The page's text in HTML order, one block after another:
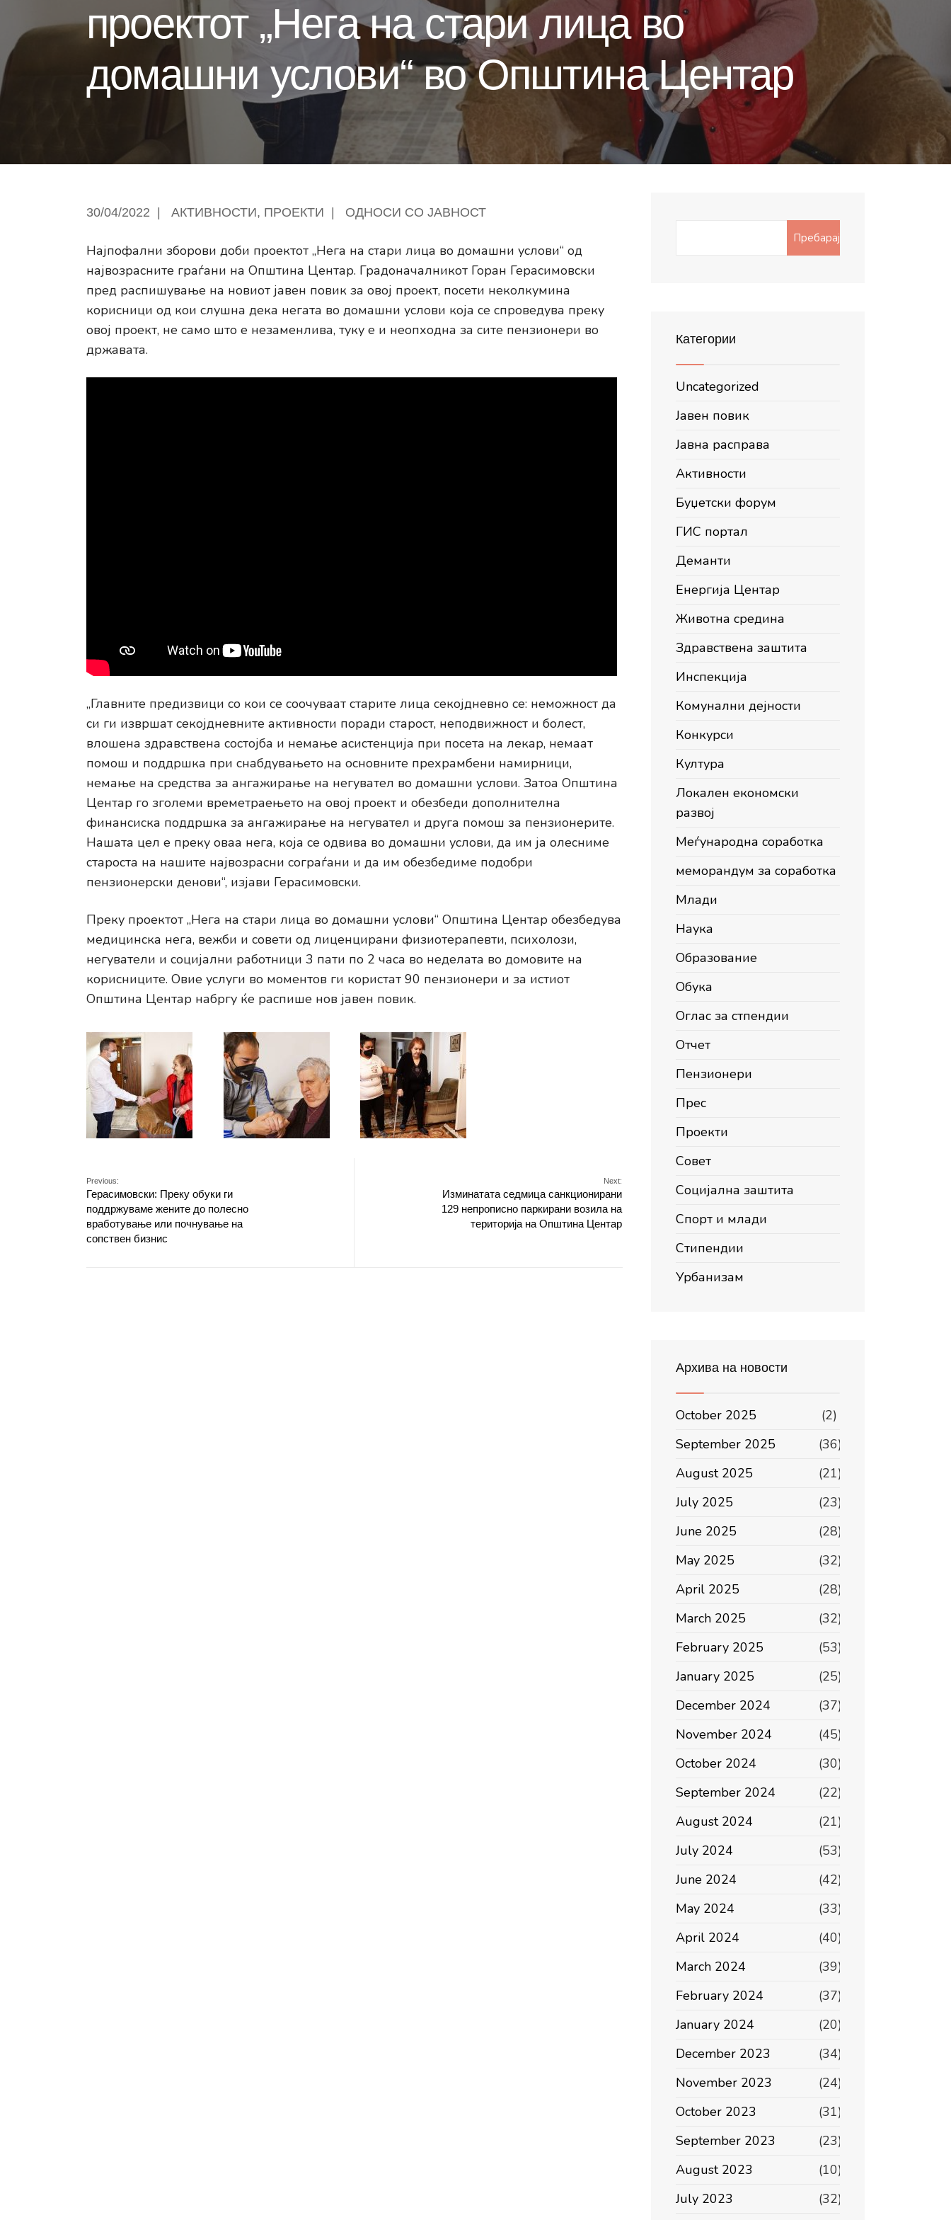
проектот „Нега на стари лица во
домашни услови“ во Општина Центар
30/04/2022 АКТИВНОСТИ, ПРОЕКТИ ОДНОСИ СО ЈАВНОСТ
Најпофални зборови доби проектот „Нега на стари лица во домашни услови“ од
највозрасните граѓани на Општина Центар. Градоначалникот Горан Герасимовски
пред распишување на новиот јавен повик за овој проект, посети неколкумина
корисници од кои слушна дека негата во домашни услови која се спроведува преку
овој проект, не само што е незаменлива, туку е и неопходна за сите пензионери во
државата.
„Главните предизвици со кои се соочуваат старите лица секојдневно се: неможност да
си ги извршат секојдневните активности поради старост, неподвижност и болест,
влошена здравствена состојба и немање асистенција при посета на лекар, немаат
помош и поддршка при снабдувањето на основните прехрамбени намирници,
немање на средства за ангажирање на негувател во домашни услови. Затоа Општина
Центар го зголеми времетраењето на овој проект и обезбеди дополнителна
финансиска поддршка за ангажирање на негувател и друга помош за пензионерите.
Нашата цел е преку оваа нега, која се одвива во домашни услови, да им ја олесниме
староста на нашите највозрасни сограѓани и да им обезбедиме подобри
пензионерски денови“, изјави Герасимовски.
Преку проектот „Нега на стари лица во домашни услови“ Општина Центар обезбедува
медицинска нега, вежби и совети од лиценцирани физиотерапевти, психолози,
негуватели и социјални работници 3 пати по 2 часа во неделата во домовите на
корисниците. Овие услуги во моментов ги користат 90 пензионери и за истиот
Општина Центар набргу ќе распише нов јавен повик.
Previous:
Герасимовски: Преку обуки ги
поддржуваме жените до полесно
вработување или почнување на
сопствен бизнис
Next:
Изминатата седмица санкционирани
129 непрописно паркирани возила на
територија на Општина Центар
Пребарај
Категории
Uncategorized
Јавен повик
Јавна расправа
Активности
Буџетски форум
ГИС портал
Деманти
Енергија Центар
Животна средина
Здравствена заштита
Инспекција
Комунални дејности
Конкурси
Култура
Локален економски
развој
Меѓународна соработка
меморандум за соработка
Млади
Наука
Образование
Обука
Оглас за стпендии
Отчет
Пензионери
Прес
Проекти
Совет
Социјална заштита
Спорт и млади
Стипендии
Урбанизам
Архива на новости
October 2025
(2)
September 2025
(36)
August 2025
(21)
July 2025
(23)
June 2025
(28)
May 2025
(32)
April 2025
(28)
March 2025
(32)
February 2025
(53)
January 2025
(25)
December 2024
(37)
November 2024
(45)
October 2024
(30)
September 2024
(22)
August 2024
(21)
July 2024
(53)
June 2024
(42)
May 2024
(33)
April 2024
(40)
March 2024
(39)
February 2024
(37)
January 2024
(20)
December 2023
(34)
November 2023
(24)
October 2023
(31)
September 2023
(23)
August 2023
(10)
July 2023
(32)